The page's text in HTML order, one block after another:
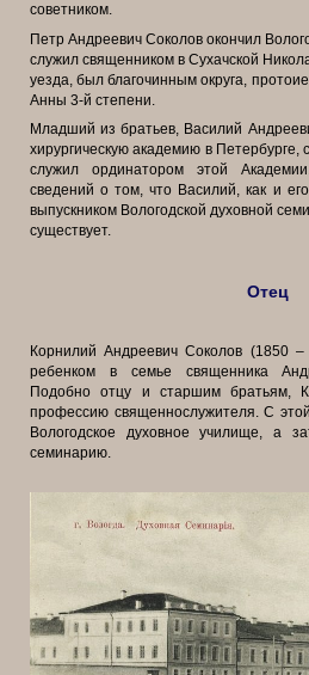
советником.
Петр Андреевич Соколов окончил
служил священником в Сухачской
уезда, был благочинным округа,
Анны 3-й степени.
Младший из братьев, Василий
хирургическую академию в
служил ординатором этой
сведений о том, что Василий, как и
выпускником Вологодской духовной
существует.
Отец
Корнилий Андреевич Соколов (1850
ребенком в семье священника
Подобно отцу и старшим братьям,
профессию священнослужителя. С
Вологодское духовное училище, а
семинарию.